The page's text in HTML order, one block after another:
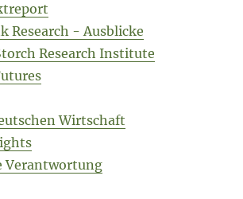
Research - Ausblicke
Research Institute
Wirtschaft
Verantwortung